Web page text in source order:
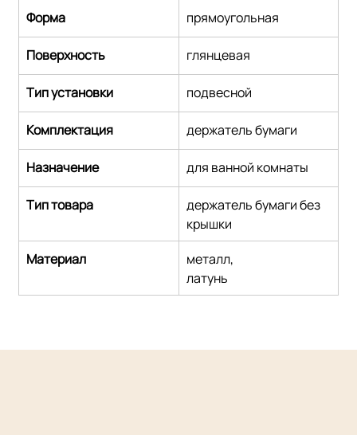
Форма прямоугольная
Поверхность глянцевая
Тип установки подвесной
Комплектация держатель бумаги
Назначение для ванной комнаты
Тип товара
держатель бумаги без
крышки
Материал
металл,
латунь